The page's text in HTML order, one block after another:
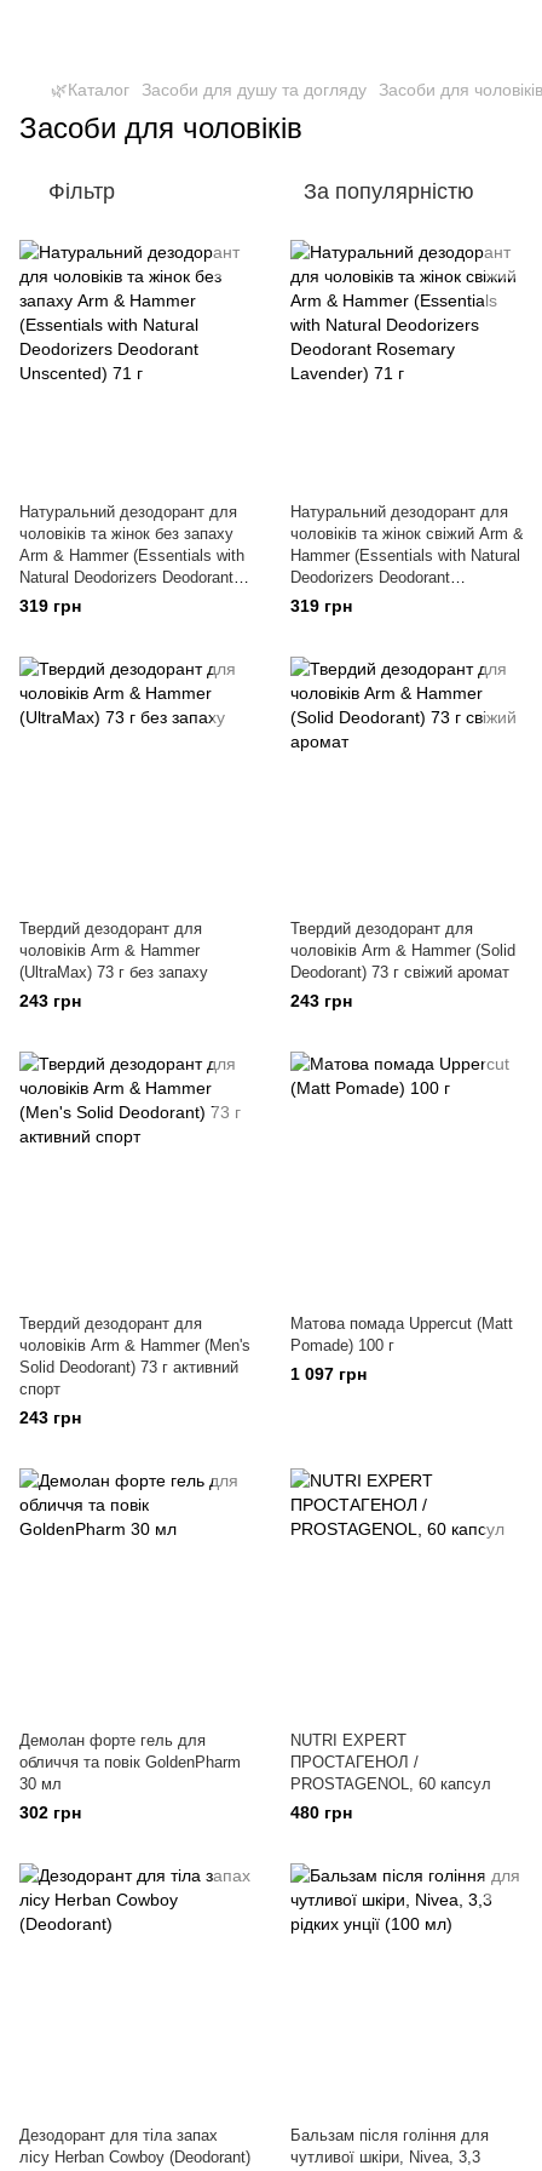
🌿Каталог Засоби для душу та догляду Засоби для чоловіків
Засоби для чоловіків
Фільтр За популярністю
Натуральний дезодорант для
чоловіків та жінок без запаху
Arm & Hammer (Essentials with
Natural Deodorizers Deodorant
Unscented) 71 г
319 грн
Натуральний дезодорант для
чоловіків та жінок свіжий Arm &
Hammer (Essentials with Natural
Deodorizers Deodorant
Rosemary Lavender) 71 г
319 грн
Твердий дезодорант для
чоловіків Arm & Hammer
(UltraMax) 73 г без запаху
243 грн
Твердий дезодорант для
чоловіків Arm & Hammer (Solid
Deodorant) 73 г свіжий аромат
243 грн
Твердий дезодорант для
чоловіків Arm & Hammer (Men's
Solid Deodorant) 73 г активний
спорт
243 грн
Матова помада Uppercut (Matt
Pomade) 100 г
1 097 грн
Демолан форте гель для
обличчя та повік GoldenPharm
30 мл
302 грн
NUTRI EXPERT
ПРОСТАГЕНОЛ /
PROSTAGENOL, 60 капсул
480 грн
Дезодорант для тіла запах
лісу Herban Cowboy (Deodorant)
Бальзам після гоління для
чутливої ​​шкіри, Nivea, 3,3